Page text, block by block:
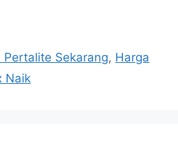
Pertalite Sekarang, Harga
Naik